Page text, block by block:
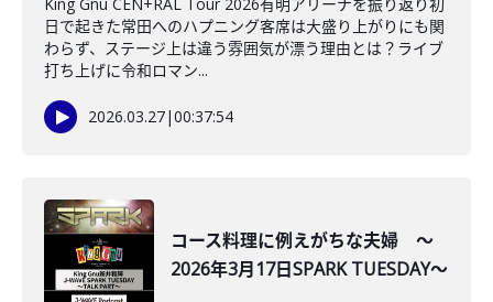
日で起きた常田へのハプニング客席は大盛り上がりにも関
わらず、ステージ上は違う雰囲気が漂う理由とは？ライブ
打ち上げに令和ロマン...
2026.03.27|00:37:54
コース料理に例えがちな夫婦 ～
2026年3月17日SPARK TUESDAY～